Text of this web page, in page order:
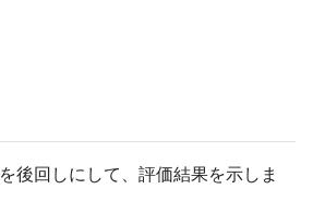
後回しにして、評価結果を示しま